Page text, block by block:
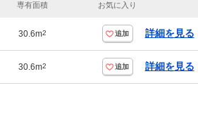
専有面積 お気に入り
30.6m2 追加 詳細を見る
30.6m2 追加 詳細を見る